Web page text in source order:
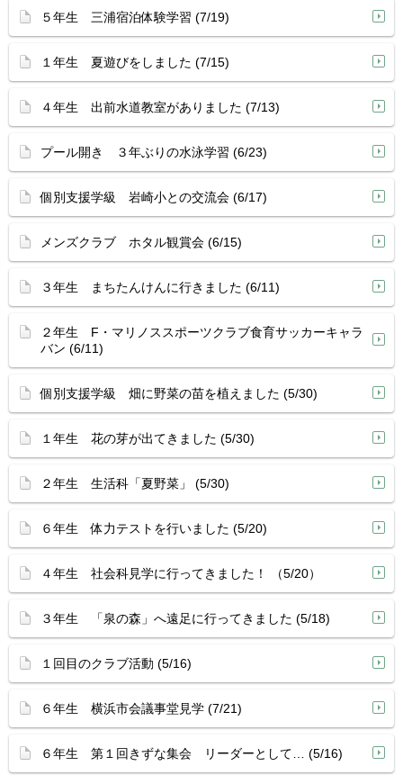
５年生 三浦宿泊体験学習 (7/19)
１年生 夏遊びをしました (7/15)
４年生 出前水道教室がありました (7/13)
プール開き ３年ぶりの水泳学習 (6/23)
個別支援学級 岩崎小との交流会 (6/17)
メンズクラブ ホタル観賞会 (6/15)
３年生 まちたんけんに行きました (6/11)
２年生 F・マリノススポーツクラブ食育サッカーキャラ
バン (6/11)
個別支援学級 畑に野菜の苗を植えました (5/30)
１年生 花の芽が出てきました (5/30)
２年生 生活科「夏野菜」 (5/30)
６年生 体力テストを行いました (5/20)
４年生 社会科見学に行ってきました！ （5/20）
３年生 「泉の森」へ遠足に行ってきました (5/18)
１回目のクラブ活動 (5/16)
６年生 横浜市会議事堂見学 (7/21)
６年生 第１回きずな集会 リーダーとして… (5/16)